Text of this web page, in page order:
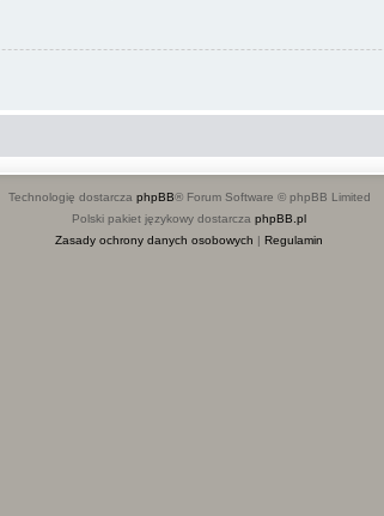
Technologię dostarcza phpBB® Forum Software © phpBB Limited
Polski pakiet językowy dostarcza phpBB.pl
Zasady ochrony danych osobowych | Regulamin